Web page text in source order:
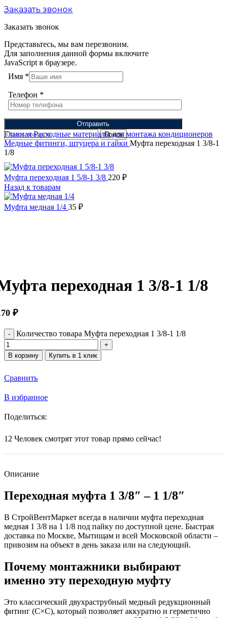
Заказать звонок
Заказать звонок
Представьтесь, мы вам перезвоним.
Для заполнения данной формы включите
JavaScript в браузере.
Имя *
Телефон *
Отправить
Поиск
ГлавнаяРасходные материалы для монтажа кондиционеров
Медные фитинги, штуцера и гайки Муфта переходная 1 3/8-1
1/8
Муфта переходная 1 5/8-1 3/8 220 ₽
Назад к товарам
Муфта медная 1/4 35 ₽
переходная 1 3/8-1 1/8
₽
Количество товара Муфта переходная 1 3/8-1 1/8
В корзину Купить в 1 клик
Сравнить
В избранное
Поделиться:
12 Человек смотрят этот товар прямо сейчас!
Описание
Переходная муфта 1 3/8″ – 1 1/8″
В СтройВентМаркет всегда в наличии муфта переходная
медная 1 3/8 на 1 1/8 под пайку по доступной цене. Быстрая
доставка по Москве, Мытищам и всей Московской области –
привозим на объект в день заказа или на следующий.
Почему монтажники выбирают
именно эту переходную муфту
Это классический двухраструбный медный редукционный
фитинг (С×С), который позволяет аккуратно и герметично